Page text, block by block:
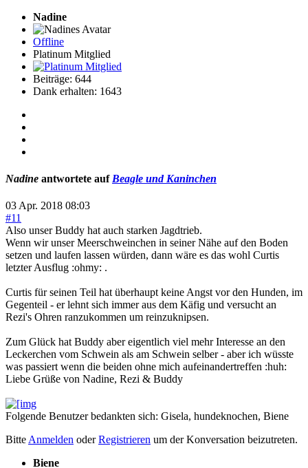
Nadine
Offline
Platinum Mitglied
Beiträge: 644
Dank erhalten: 1643
Nadine antwortete auf Beagle und Kaninchen
03 Apr. 2018 08:03
#11
Also unser Buddy hat auch starken Jagdtrieb.
Wenn wir unser Meerschweinchen in seiner Nähe auf den Boden
setzen und laufen lassen würden, dann wäre es das wohl Curtis
letzter Ausflug :ohmy: .
Curtis für seinen Teil hat überhaupt keine Angst vor den Hunden, im
Gegenteil - er lehnt sich immer aus dem Käfig und versucht an
Rezi's Ohren ranzukommen um reinzuknipsen.
Zum Glück hat Buddy aber eigentlich viel mehr Interesse an den
Leckerchen vom Schwein als am Schwein selber - aber ich wüsste
was passiert wenn die beiden ohne mich aufeinandertreffen :huh:
Liebe Grüße von Nadine, Rezi & Buddy
Folgende Benutzer bedankten sich: Gisela, hundeknochen, Biene
Bitte Anmelden oderRegistrieren um der Konversation beizutreten.
Biene